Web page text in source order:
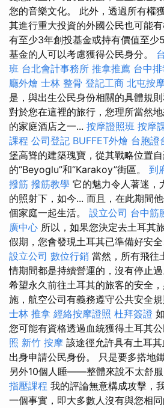
您的音樂文化。 此外，透過所有權
其進行重大投資的外國公民也可能
有至少3年創投基金或持有價值至少
基金的人可以考慮獲得公民身分。
班 台北會計事務所 推拿推薦 台中
廳外燴 士林 整骨 登記工商 北屯按
是，與出生公民身份相關的具體規則
對於您在這裡的旅行，您理所當然
的家庭酒店之一... 按摩證照班 按摩
課程 公司登記 BUFFET外燴 台胞證
堡高聳的建築瑰寶，從其戰略位置
的“Beyoglu”和“Karakoy”街區。 到
撥筋 撥筋教學 它的魅力令人著迷，
的照射下，如今... 而且，在此期間
個家庭一起生活。 設立公司 台中筋
廣中心 所以，如果您決定去土耳其
假期，您會發現土耳其已準備好安全
設立公司 數位行銷 當然，所有飛往
情期間都是持續營運的，沒有停止過
希望永久前往土耳其的旅客的安全
施，航空公司有義務遵守公共安全規
士林 推拿 經絡按摩證照 杜拜簽證
您可能有資格透過血統獲得土耳其公
照 新竹 按摩 該途徑允許具有土耳
出身申請公民身份。 只是要多搭地
另外10個人睡——整體來說不太舒服
指壓課程 我的評論無意構成攻擊，
一個事實，即大多數人沒有與您相